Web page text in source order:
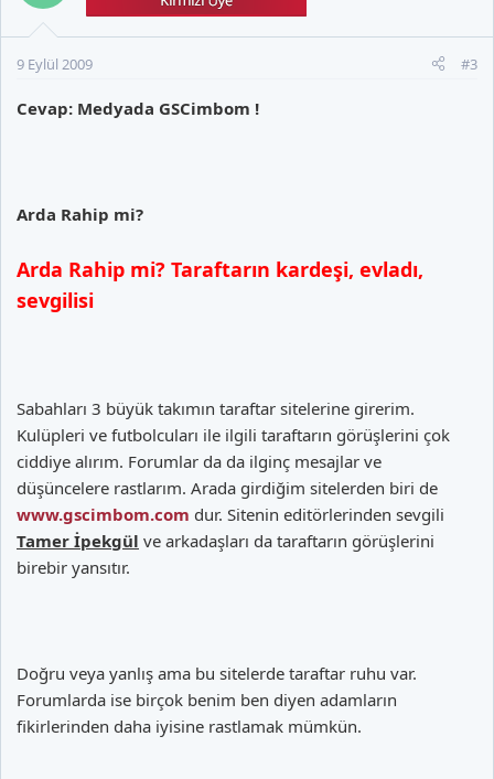
9 Eylül 2009 #3
Cevap: Medyada GSCimbom !
Arda Rahip mi?
Arda Rahip mi? Taraftarın kardeşi, evladı,
sevgilisi
Sabahları 3 büyük takımın taraftar sitelerine girerim.
Kulüpleri ve futbolcuları ile ilgili taraftarın görüşlerini çok
ciddiye alırım. Forumlar da da ilginç mesajlar ve
düşüncelere rastlarım. Arada girdiğim sitelerden biri de
www.gscimbom.com dur. Sitenin editörlerinden sevgili
Tamer İpekgül ve arkadaşları da taraftarın görüşlerini
birebir yansıtır.
Doğru veya yanlış ama bu sitelerde taraftar ruhu var.
Forumlarda ise birçok benim ben diyen adamların
fikirlerinden daha iyisine rastlamak mümkün.